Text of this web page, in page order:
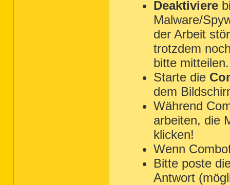
Deaktiviere
Malware/
der Arbeit
trotzdem
bitte mitteilen.
Starte die
dem
Während
arbeiten, die
klicken!
Wenn
Bitte poste
Antwort